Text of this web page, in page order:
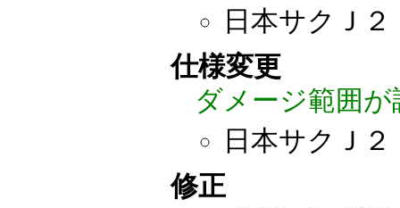
日本サクＪ２
仕様変更
ダメージ範囲が
日本サクＪ２
修正